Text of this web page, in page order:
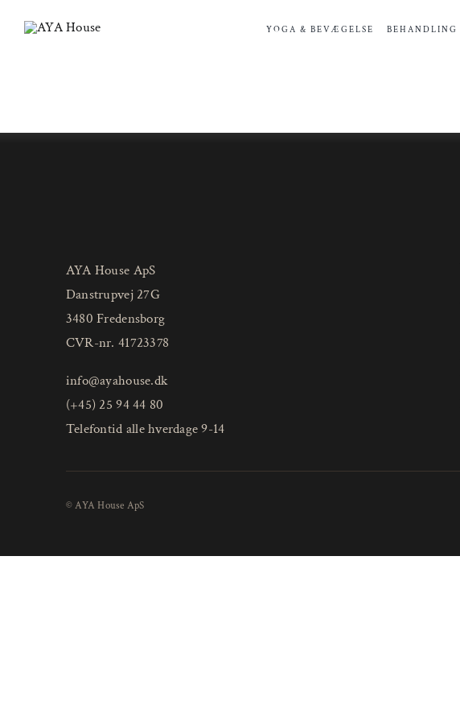
YOGA & BEVÆGELSE BEHANDLING
AYA House ApS
Danstrupvej 27G
3480 Fredensborg
CVR-nr. 41723378
info@ayahouse.dk
(+45) 25 94 44 80
Telefontid alle hverdage 9-14
© AYA House ApS